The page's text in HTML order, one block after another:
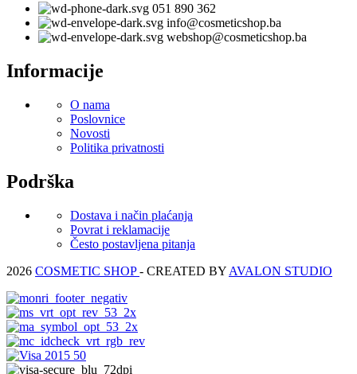
051 890 362
info@cosmeticshop.ba
webshop@cosmeticshop.ba
Informacije
O nama
Poslovnice
Novosti
Politika privatnosti
Podrška
Dostava i način plaćanja
Povrat i reklamacije
Često postavljena pitanja
2026 COSMETIC SHOP- CREATED BY AVALON STUDIO